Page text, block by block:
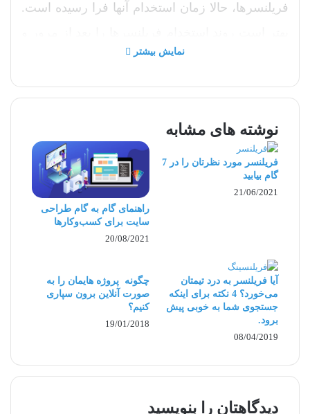
فریلنسرها، حالا زمان استخدام آنها فرا رسیده است.
مقایسۀ تمامی استعدادها شروع کنید. در هنگام
استخدام نیروهای حضوری را برای استخدام
فریلنسرها هم طی کنید. روند استخدام فریلنسرها
چندان متفاوت نیست. این شما هستید که باید مطمئن
شوید همکاران قابل اعتماد و باتجربه‌ای پیدا کرده‌اید
که می‌توانند زمانشان را به خوبی مدیریت کنند و
بدون نظارت شما کارهایشان را به سرانجام برسانند.
مراحل استخدام فریلنسرها:
کنید که به خوبی با نقش خود، الزامات کار و چگونگی
فعالیت سازمان شما آشنا شود. شما باید بتوانید
نمایش بیشتر
نوشته های مشابه
راهنمای گام به گام طراحی
سایت برای کسب‌وکارها
20/08/2021
فریلنسر مورد نظرتان را در 7
گام بیابید
21/06/2021
چگونه پروژه هایمان را به
صورت آنلاین برون سپاری
کنیم؟
19/01/2018
آیا فریلنسر به درد تیمتان
می‌خورد؟ 4 نکته برای اینکه
جستجوی شما به خوبی پیش
برود.
08/04/2019
دیدگاهتان را بنویسید